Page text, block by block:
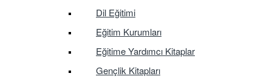
Dil Eğitimi
Eğitim Kurumları
Eğitime Yardımcı Kitaplar
Gençlik Kitapları